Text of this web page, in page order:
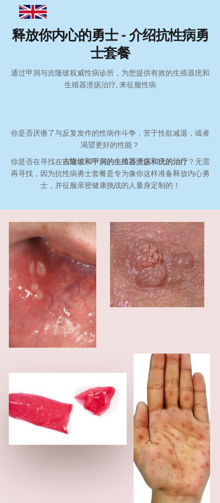
释放你内心的勇士 - 介绍抗性病勇
士套餐
通过甲洞与吉隆玻权威性病诊所，为您提供有效的生殖器疣和
生殖器溃疡治疗, 来征服性病
你是否厌倦了与反复发作的性病作斗争，苦于性欲减退，或者
渴望更好的性能？
你是否在寻找在吉隆坡和甲洞的生殖器溃疡和疣的治疗？无需
再寻找，因为抗性病勇士套餐是专为像你这样准备释放内心勇
士，并征服亲密健康挑战的人量身定制的！